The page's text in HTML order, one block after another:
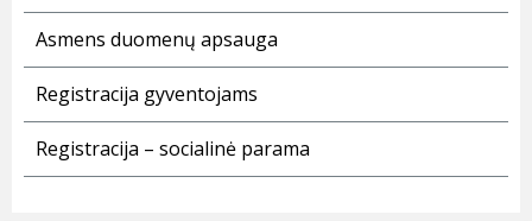
Asmens duomenų apsauga
Registracija gyventojams
Registracija – socialinė parama